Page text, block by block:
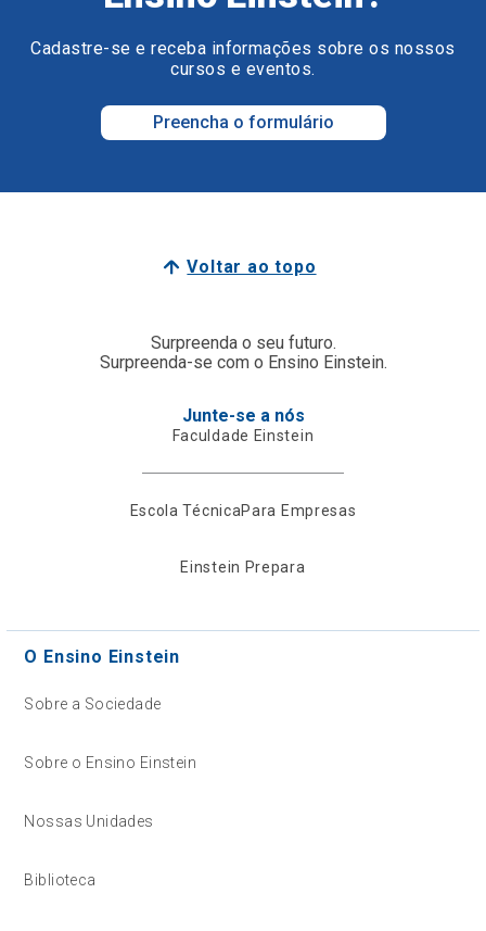
Cadastre-se e receba informações sobre os nossos
cursos e eventos.
Preencha o formulário
Voltar ao topo
Surpreenda o seu futuro.
Surpreenda-se com o Ensino Einstein.
Junte-se a nós
Faculdade Einstein
Escola TécnicaPara Empresas
Einstein Prepara
O Ensino Einstein
Sobre a Sociedade
Sobre o Ensino Einstein
Nossas Unidades
Biblioteca